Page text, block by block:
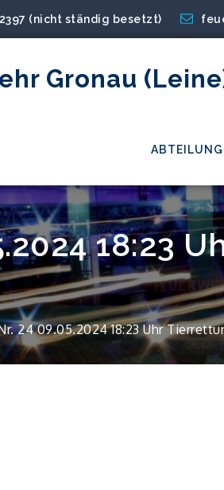
(nicht ständig besetzt)
Gronau
18:23
24 09.05.2024 18:23 Uhr